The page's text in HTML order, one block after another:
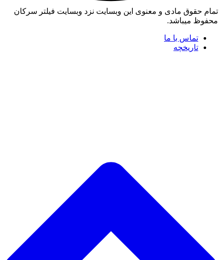
تمام حقوق مادی و معنوی این وبسایت نزد وبسایت فیلتر سرکان
محفوظ میباشد.
تماس با ما
تاریخچه